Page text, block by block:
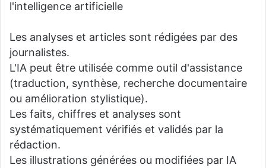
l'intelligence artificielle
Les analyses et articles sont rédigées par des
journalistes.
L'IA peut être utilisée comme outil d'assistance
(traduction, synthèse, recherche documentaire
ou amélioration stylistique).
Les faits, chiffres et analyses sont
systématiquement vérifiés et validés par la
rédaction.
Les illustrations générées ou modifiées par IA